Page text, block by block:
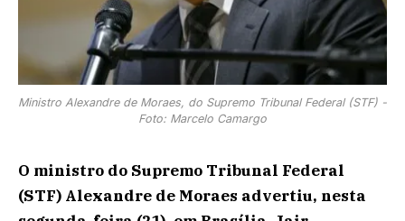
Ministro Alexandre de Moraes, do Supremo Tribunal Federal (STF) -
Foto: Marcelo Camargo
O ministro do Supremo Tribunal Federal
(STF) Alexandre de Moraes advertiu, nesta